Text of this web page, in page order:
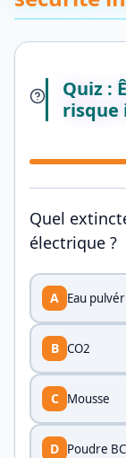
Quiz :
risque
Quel
électrique ?
A Eau
B CO2
C Mousse
D Poudre BC